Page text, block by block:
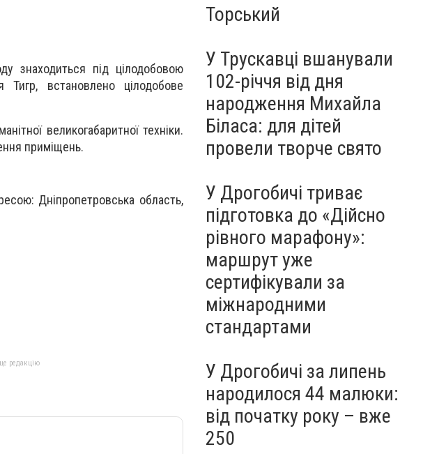
знаходиться під цілодобовою
Тигр, встановлено цілодобове
великогабаритної техніки.
приміщень.
Дніпропетровська область,
редакцію
Торський
У Трускавці вшанували
102-річчя від дня
народження Михайла
Біласа: для дітей
провели творче свято
У Дрогобичі триває
підготовка до «Дійсно
рівного марафону»:
маршрут уже
сертифікували за
міжнародними
стандартами
У Дрогобичі за липень
народилося 44 малюки:
від початку року – вже
250